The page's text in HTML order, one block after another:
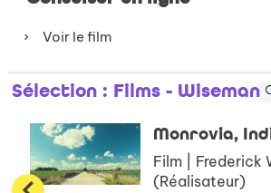
Voir le film
Sélection : Films - Wiseman
Monrovia,
Film | Frederick
(Réalisateur)